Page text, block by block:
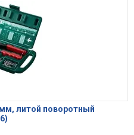
мм, литой поворотный